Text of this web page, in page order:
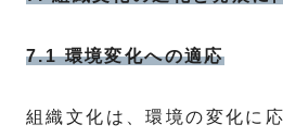
7.1 環境変化への適応
組織文化は、環境の変化に